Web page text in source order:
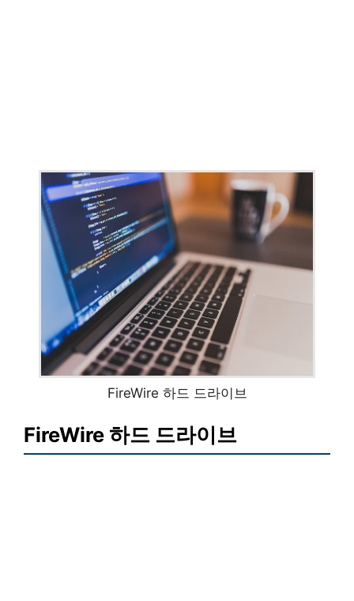
FireWire 하드 드라이브
FireWire 하드 드라이브